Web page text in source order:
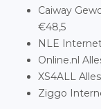
Caiway
€48,5
NLE
Online.nl
XS4ALL
Ziggo